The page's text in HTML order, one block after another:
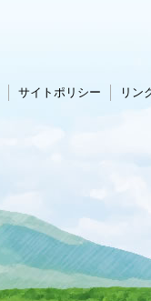
サイトポリシー リン